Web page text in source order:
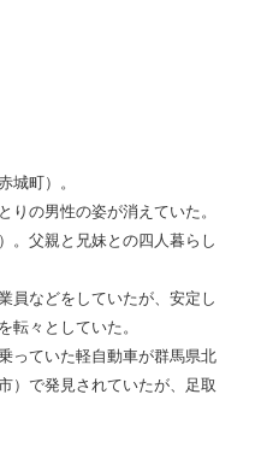
城町）。
りの男性の姿が消えていた。
。父親と兄妹との四人暮らし
員などをしていたが、安定し
転々としていた。
っていた軽自動車が群馬県北
）で発見されていたが、足取